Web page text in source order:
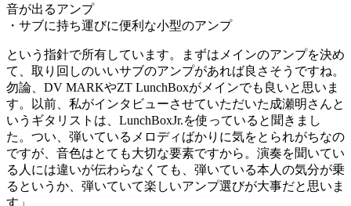
音が出るアンプ
・サブに持ち運びに便利な小型のアンプ
という指針で所有しています。まずはメインのアンプを決め
て、取り回しのいいサブのアンプがあれば良さそうですね。
勿論、DV MARKやZT LunchBoxがメインでも良いと思いま
す。以前、私がインタビューさせていただいた成瀬明さんと
いうギタリストは、LunchBoxJr.を使っていると聞きまし
た。つい、弾いているメロディばかりに気をとられがちなの
ですが、音色はとても大切な要素ですから。演奏を聞いてい
る人には違いが伝わらなくても、弾いている本人の気分が乗
るというか、弾いていて楽しいアンプ選びが大事だと思いま
す」